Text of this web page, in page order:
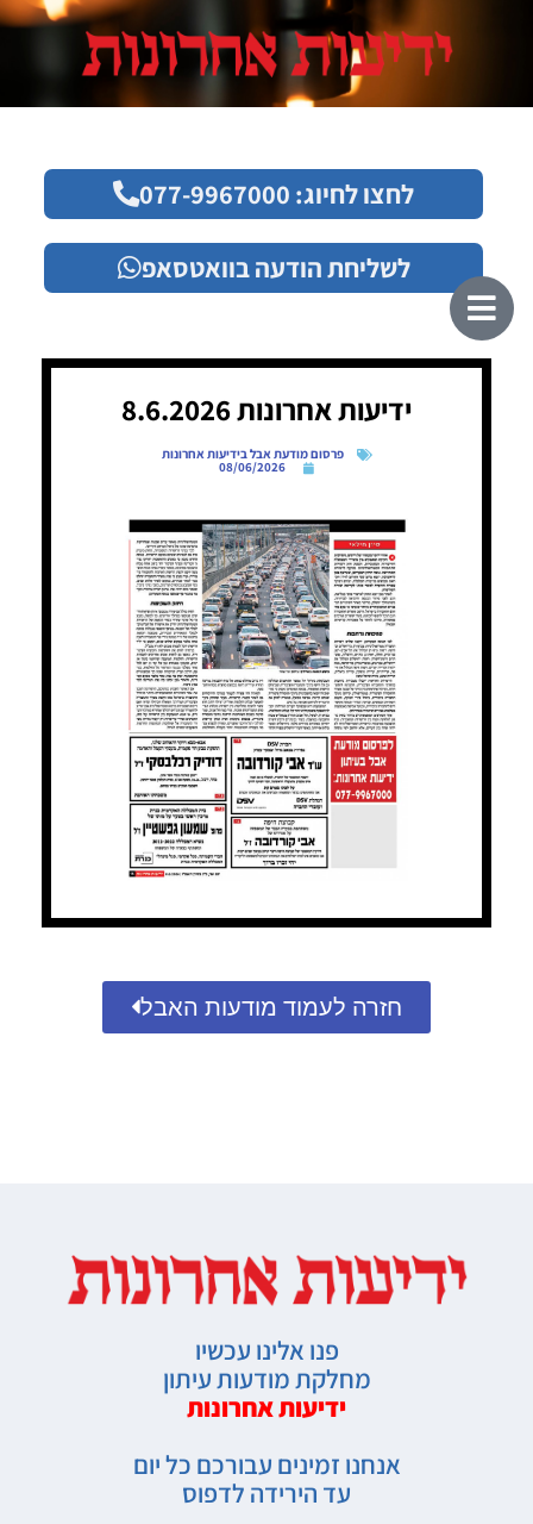
לחצו לחיוג: 077-9967000
לשליחת הודעה בוואטסאפ
ידיעות אחרונות 8.6.2026
פרסום מודעת אבל בידיעות אחרונות
08/06/2026
חזרה לעמוד מודעות האבל
פנו אלינו עכשיו
מחלקת מודעות עיתון
ידיעות אחרונות
אנחנו זמינים עבורכם כל יום
עד הירידה לדפוס